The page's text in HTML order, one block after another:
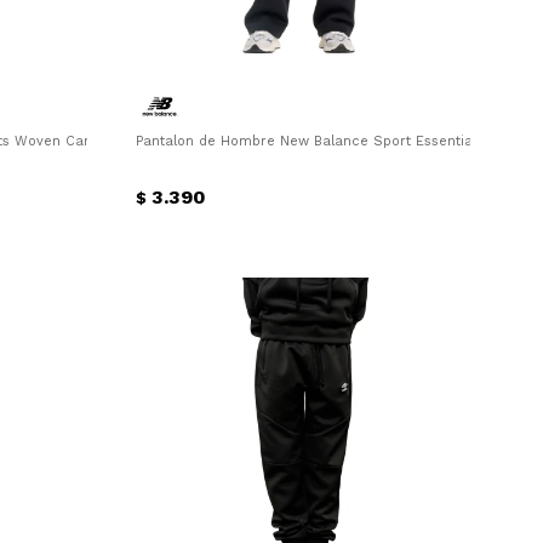
Woven Cargo New Balance - BeigePantalon de Hombre New Balance Sport Essentials Fleece
$ 3.390